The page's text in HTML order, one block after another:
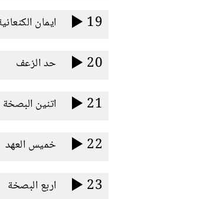
19 ايمان
20 حد الزعف
21 اتنين البصخة
22 خميس العهد
23 اربع البصخة